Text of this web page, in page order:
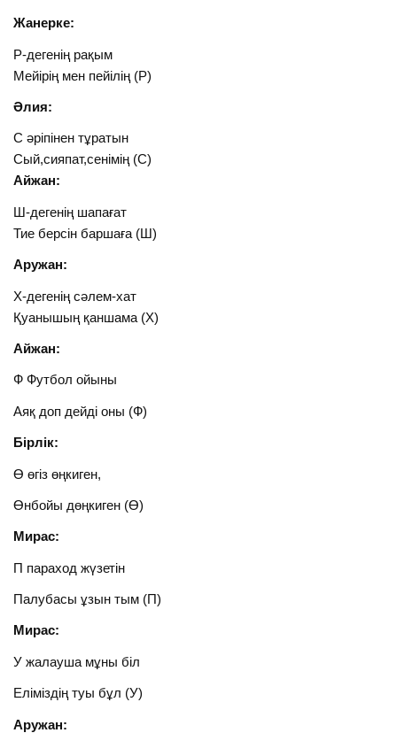
Жанерке:
Р-дегенің рақым
Мейірің мен пейілің (Р)
Әлия:
С әріпінен тұратын
Сый,сияпат,сенімің (С)
Айжан:
Ш-дегенің шапағат
Тие берсін баршаға (Ш)
Аружан:
Х-дегенің сәлем-хат
Қуанышың қаншама (Х)
Айжан:
Ф Футбол ойыны
Аяқ доп дейді оны (Ф)
Бірлік:
Ө өгіз өңкиген,
Өнбойы дөңкиген (Ө)
Мирас:
П параход жүзетін
Палубасы ұзын тым (П)
Мирас:
У жалауша мұны біл
Еліміздің туы бұл (У)
Аружан: